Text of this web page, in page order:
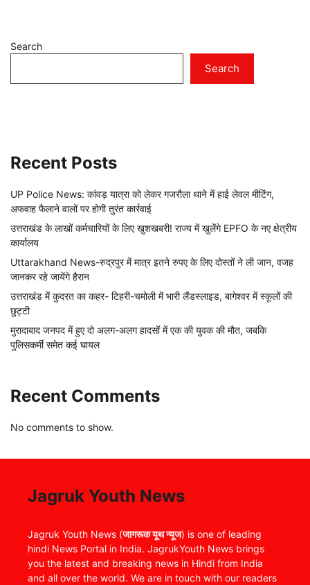
Search
Search
Recent Posts
UP Police News: कांवड़ यात्रा को लेकर गजरौला थाने में हाई लेवल मीटिंग,
अफवाह फैलाने वालों पर होगी तुरंत कार्रवाई
उत्तराखंड के लाखों कर्मचारियों के लिए खुशखबरी! राज्य में खुलेंगे EPFO के नए क्षेत्रीय
कार्यालय
Uttarakhand News-रुद्रपुर में मात्र इतने रुपए के लिए दोस्तों ने ली जान, वजह
जानकर रहे जायेंगे हैरान
उत्तराखंड में कुदरत का कहर- टिहरी-चमोली में भारी लैंडस्लाइड, बागेश्वर में स्कूलों की
छुट्टी
मुरादाबाद जनपद में हुए दो अलग-अलग हादसों में एक की युवक की मौत, जबकि
पुलिसकर्मी समेत कई घायल
Recent Comments
No comments to show.
Jagruk Youth News
Jagruk Youth News (जागरूक यूथ न्यूज) is one of leading
hindi News Portal in India. JagrukYouth News brings
you the latest and breaking news in Hindi from India
and all over the world. We are in touch with our readers